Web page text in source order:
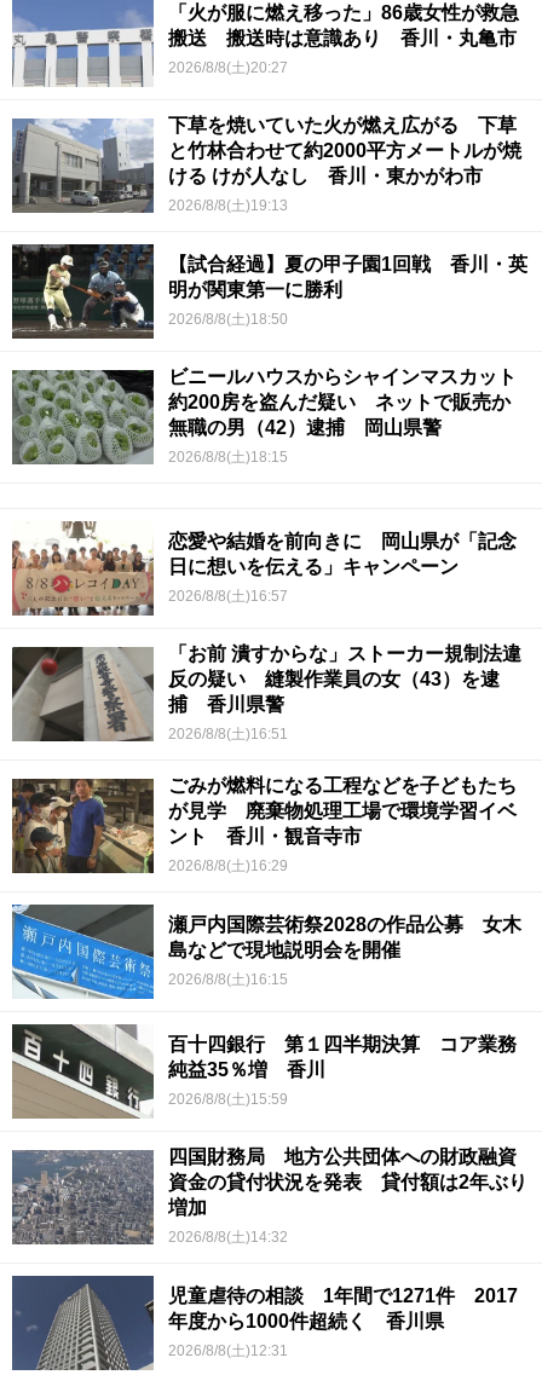
「火が服に燃え移った」86歳女性が救急
搬送 搬送時は意識あり 香川・丸亀市
2026/8/8(土)20:27
下草を焼いていた火が燃え広がる 下草
と竹林合わせて約2000平方メートルが焼
ける けが人なし 香川・東かがわ市
2026/8/8(土)19:13
【試合経過】夏の甲子園1回戦 香川・英
明が関東第一に勝利
2026/8/8(土)18:50
ビニールハウスからシャインマスカット
約200房を盗んだ疑い ネットで販売か
無職の男（42）逮捕 岡山県警
2026/8/8(土)18:15
恋愛や結婚を前向きに 岡山県が「記念
日に想いを伝える」キャンペーン
2026/8/8(土)16:57
「お前 潰すからな」ストーカー規制法違
反の疑い 縫製作業員の女（43）を逮
捕 香川県警
2026/8/8(土)16:51
ごみが燃料になる工程などを子どもたち
が見学 廃棄物処理工場で環境学習イベ
ント 香川・観音寺市
2026/8/8(土)16:29
瀬戸内国際芸術祭2028の作品公募 女木
島などで現地説明会を開催
2026/8/8(土)16:15
百十四銀行 第１四半期決算 コア業務
純益35％増 香川
2026/8/8(土)15:59
四国財務局 地方公共団体への財政融資
資金の貸付状況を発表 貸付額は2年ぶり
増加
2026/8/8(土)14:32
児童虐待の相談 1年間で1271件 2017
年度から1000件超続く 香川県
2026/8/8(土)12:31